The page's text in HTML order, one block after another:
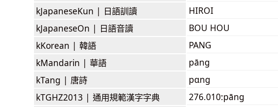
kJapaneseKun | 日語訓讀
HIROI
kJapaneseOn | 日語音讀
BOU HOU
kKorean | 韓語
PANG
kMandarin | 華語
pāng
kTang | 唐詩
pɑng
kTGHZ2013 | 通用規範漢字字典
276.010:pāng